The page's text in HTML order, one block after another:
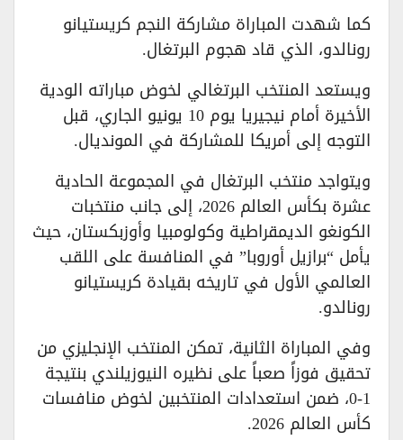
كما شهدت المباراة مشاركة النجم كريستيانو
رونالدو، الذي قاد هجوم البرتغال.
ويستعد المنتخب البرتغالي لخوض مباراته الودية
الأخيرة أمام نيجيريا يوم 10 يونيو الجاري، قبل
التوجه إلى أمريكا للمشاركة في المونديال.
ويتواجد منتخب البرتغال في المجموعة الحادية
عشرة بكأس العالم 2026، إلى جانب منتخبات
الكونغو الديمقراطية وكولومبيا وأوزبكستان، حيث
يأمل “برازيل أوروبا” في المنافسة على اللقب
العالمي الأول في تاريخه بقيادة كريستيانو
رونالدو.
وفي المباراة الثانية، تمكن المنتخب الإنجليزي من
تحقيق فوزاً صعباً على نظيره النيوزيلندي بنتيجة
1-0، ضمن استعدادات المنتخبين لخوض منافسات
كأس العالم 2026.